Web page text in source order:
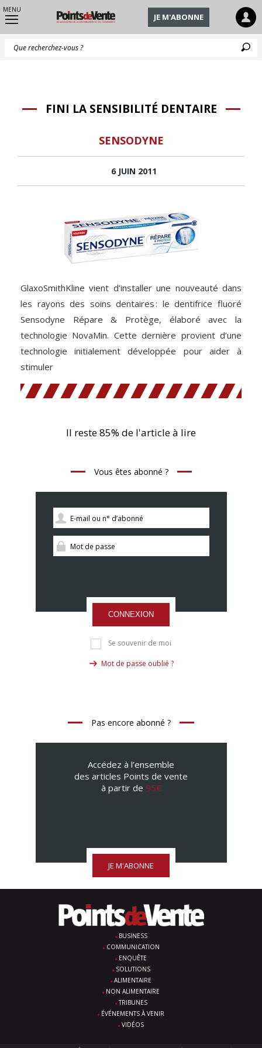
MENU
JE M'ABONNE
FINI LA SENSIBILITÉ DENTAIRE
SENSODYNE
6 JUIN 2011
GlaxoSmithKline vient d’installer une nouveauté dans
les rayons des soins dentaires : le dentifrice fluoré
Sensodyne Répare & Protège, élaboré avec la
technologie NovaMin. Cette dernière provient d’une
technologie initialement développée pour aider à
stimuler
Il reste 85% de l'article à lire
Vous êtes abonné ?
CONNEXION
Se souvenir de moi
Mot de passe oublié ?
Pas encore abonné ?
Accédez à l’ensemble
des articles Points de vente
à partir de 95€
JE M'ABONNE
BUSINESS
COMMUNICATION
ENQUÊTE
SOLUTIONS
ALIMENTAIRE
NON ALIMENTAIRE
TRIBUNES
ÉVÉNEMENTS À VENIR
VIDÉOS